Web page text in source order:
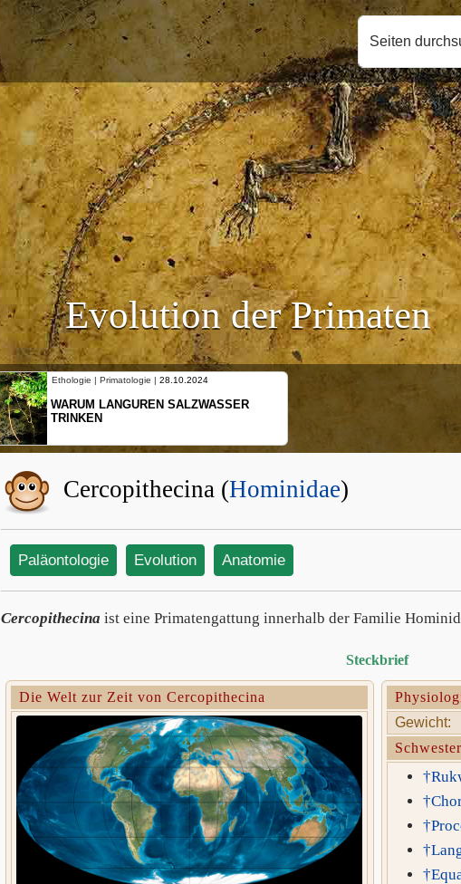
Seiten
Evolution der Primaten
Ethologie |
Ethologie | Primatologie |28.10.2024
WARUM LANGUREN SALZWASSER
TRINKEN
Cercopithecina (Hominidae)
Paläontologie Evolution Anatomie
Cercopithecina ist eine Primatengattung innerhalb der Familie
Steckbrief
Die Welt zur Zeit von Cercopithecina
Gewicht: